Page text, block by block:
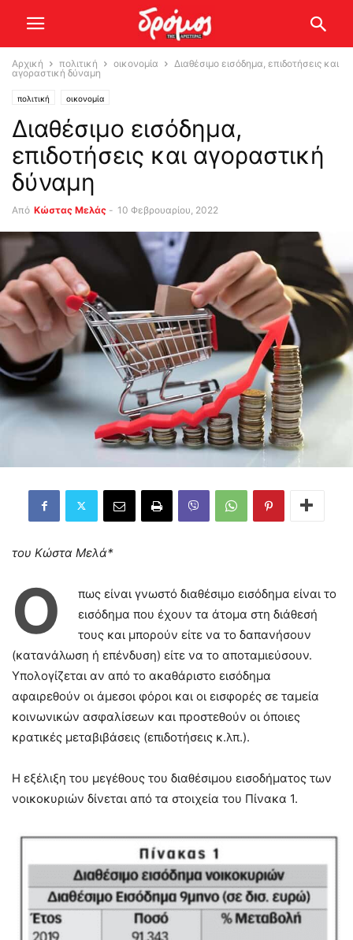
Αρχική πολιτική οικονομία
Διαθέσιμο εισόδημα, επιδοτήσεις και
αγοραστική δύναμη
πολιτική οικονομία
Διαθέσιμο εισόδημα,
επιδοτήσεις και αγοραστική
δύναμη
Από Κώστας Μελάς - 10 Φεβρουαρίου, 2022
του Κώστα Μελά*
Ό
πως είναι γνωστό διαθέσιμο εισόδημα είναι το
εισόδημα που έχουν τα άτομα στη διάθεσή
τους και μπορούν είτε να το δαπανήσουν
(κατανάλωση ή επένδυση) είτε να το αποταμιεύσουν.
Υπολογίζεται αν από το ακαθάριστο εισόδημα
αφαιρεθούν οι άμεσοι φόροι και οι εισφορές σε ταμεία
κοινωνικών ασφαλίσεων και προστεθούν οι όποιες
κρατικές μεταβιβάσεις (επιδοτήσεις κ.λπ.).
Η εξέλιξη του μεγέθους του διαθέσιμου εισοδήματος των
νοικοκυριών δίνεται από τα στοιχεία του Πίνακα 1.